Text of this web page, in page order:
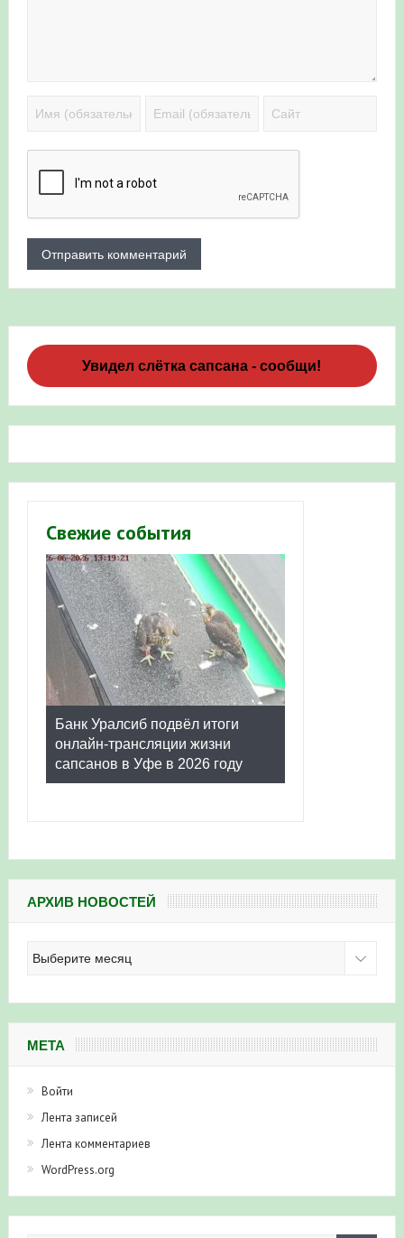
Увидел слётка сапсана - сообщи!
Свежие события
Банк Уралсиб подвёл итоги
онлайн-трансляции жизни
сапсанов в Уфе в 2026 году
АРХИВ НОВОСТЕЙ
новостей
МЕТА
Войти
Лента записей
Лента комментариев
WordPress.org